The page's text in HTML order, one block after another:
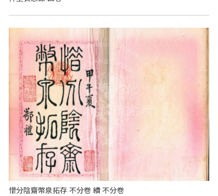
惜分陰齋幣泉拓存 不分卷 續 不分卷